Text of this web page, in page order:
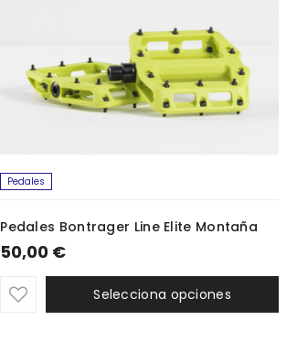
Pedales
Pedales Bontrager Line Elite Montaña
50,00 €
Selecciona opciones